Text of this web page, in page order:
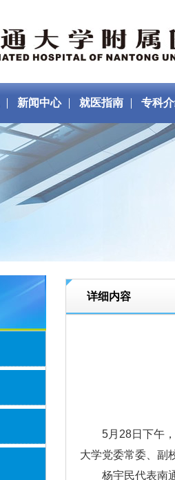
新闻中心 就医指南 专科
详细内容
5月28日下午，
大学党委常委、副
杨宇民代表南通